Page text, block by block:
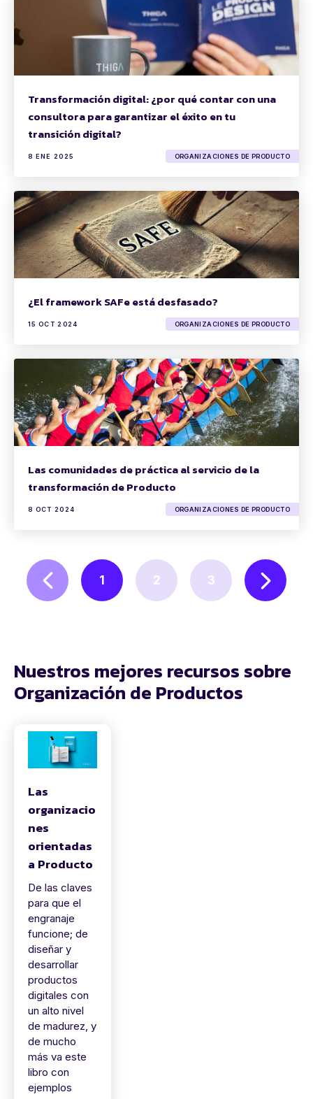
Transformación digital: ¿por qué contar con una
consultora para garantizar el éxito en tu
transición digital?
8 ENE 2025 ORGANIZACIONES DE PRODUCTO
¿El framework SAFe está desfasado?
15 OCT 2024 ORGANIZACIONES DE PRODUCTO
Las comunidades de práctica al servicio de la
transformación de Producto
8 OCT 2024 ORGANIZACIONES DE PRODUCTO
1 2 3
Nuestros mejores recursos sobre
Organización de Productos
Las
organizacio
nes
orientadas
a Producto
De las claves
para que el
engranaje
funcione; de
diseñar y
desarrollar
productos
digitales con
un alto nivel
de madurez, y
de mucho
más va este
libro con
ejemplos